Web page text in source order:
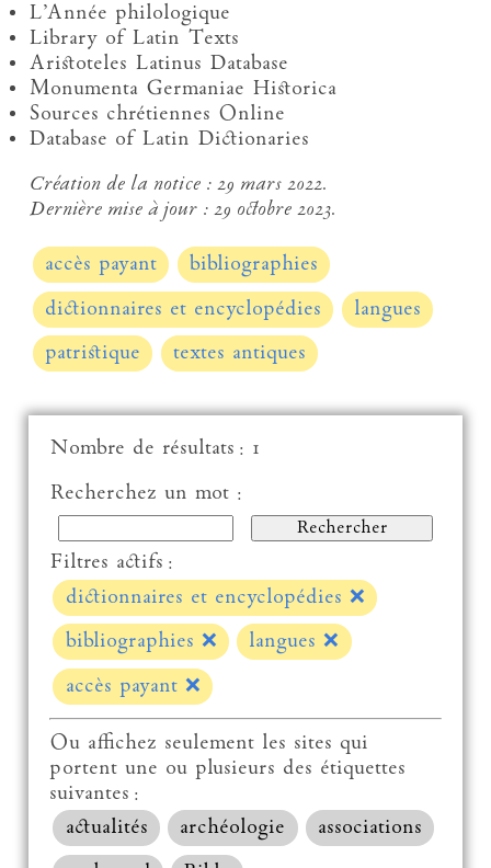
L’Année philologique
Library of Latin Texts
Aristoteles Latinus Database
Monumenta Germaniae Historica
Sources chrétiennes Online
Database of Latin Dictionaries
Création de la notice :29 mars 2022.
Dernière mise à jour :29 octobre 2023.
accès payant
bibliographies
dictionnaires et encyclopédies
langues
patristique
textes antiques
Nombre de résultats : 1
Recherchez un mot :
Filtres actifs :
dictionnaires et encyclopédies ❌
bibliographies ❌ langues❌
accès payant ❌
Ou affichez seulement les sites qui
portent une ou plusieurs des étiquettes
suivantes :
actualités
archéologie
associations